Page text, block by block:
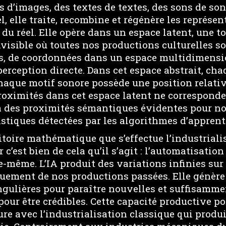
d’images, des textes de textes, des sons de
elle traite, recombine et régénère les
réel. Elle opère dans un espace latent, une
où toutes nos productions culturelles
de coordonnées dans un espace
directe. Dans cet espace abstrait,
motif sonore possède une position
dans cet espace latent ne
des proximités sémantiques évidentes pour
détectées par les algorithmes
mathématique que s’effectue
c’est bien de cela qu’il s’agit :
même. L’IA produit des variations infinies sur
de nos productions passées. Elle
pour paraître nouvelles et
être crédibles. Cette capacité productive
avec l’industrialisation classique qui